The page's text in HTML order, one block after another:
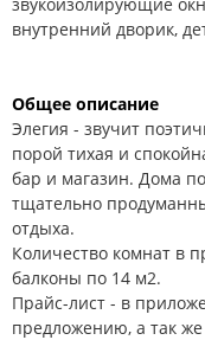
внутренний дворик,
Общее описание
Элегия - звучит
порой тихая и
бар и магазин. Дома
тщательно
отдыха.
Количество комнат в
балконы по 14 м2.
Прайс-лист - в
предложению, а так